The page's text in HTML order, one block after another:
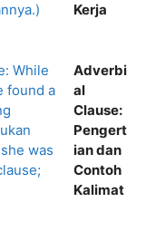
Kerja
Adverbi
al
Clause:
Pengert
ian dan
Contoh
Kalimat